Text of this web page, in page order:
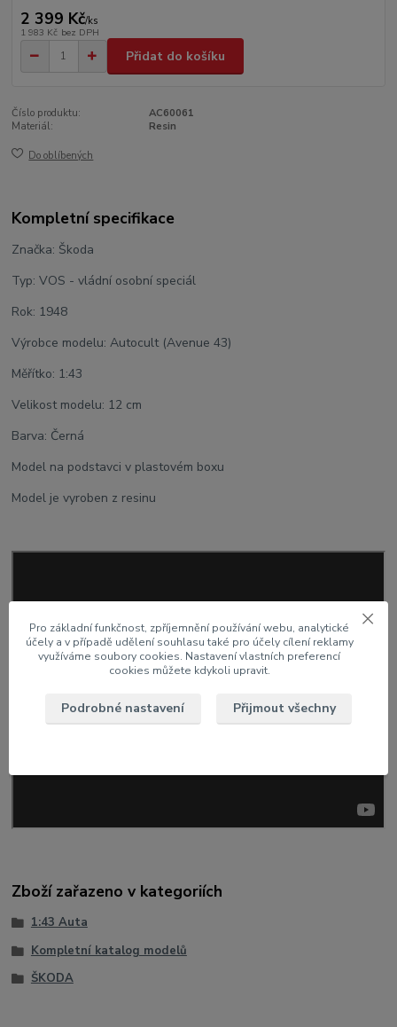
2 399 Kč/ks
1 983 Kč bez DPH
Přidat do košíku
Číslo produktu:
AC60061
Materiál:
Resin
Do oblíbených
Kompletní specifikace
Značka: Škoda
Typ: VOS - vládní osobní speciál
Rok: 1948
Výrobce modelu: Autocult (Avenue 43)
Měřítko: 1:43
Velikost modelu: 12 cm
Barva: Černá
Model na podstavci v plastovém boxu
Model je vyroben z resinu
Zboží zařazeno v kategoriích
1:43 Auta
Kompletní katalog modelů
ŠKODA
Pro základní funkčnost, zpříjemnění používání webu, analytické
účely a v případě udělení souhlasu také pro účely cílení reklamy
využíváme soubory cookies. Nastavení vlastních preferencí
cookies můžete kdykoli upravit.
Podrobné nastavení Přijmout všechny